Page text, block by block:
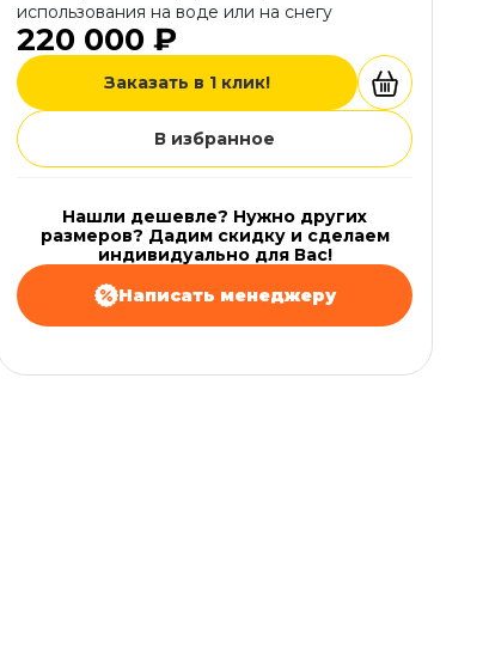
использования на воде или на снегу
220 000 ₽
Заказать в 1 клик!
В избранное
Нашли дешевле? Нужно других
размеров? Дадим скидку и сделаем
индивидуально для Вас!
Написать менеджеру